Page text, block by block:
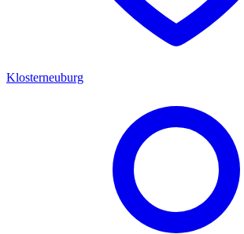
Klosterneuburg